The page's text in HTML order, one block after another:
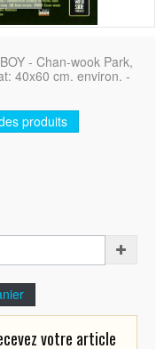
- Chan-wook Park,
40x60 cm. environ. -
produits
votre article